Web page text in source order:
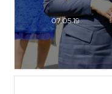
07.05.19